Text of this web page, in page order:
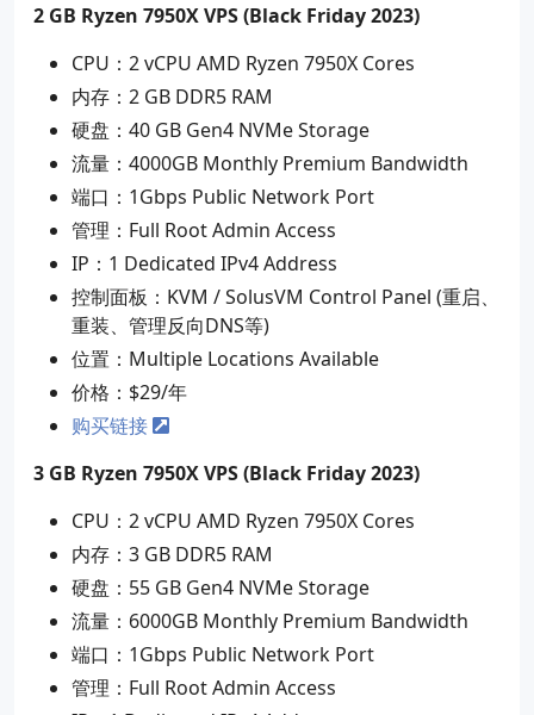
2 GB Ryzen 7950X VPS (Black Friday 2023)
CPU：2 vCPU AMD Ryzen 7950X Cores
内存：2 GB DDR5 RAM
硬盘：40 GB Gen4 NVMe Storage
流量：4000GB Monthly Premium Bandwidth
端口：1Gbps Public Network Port
管理：Full Root Admin Access
IP：1 Dedicated IPv4 Address
控制面板：KVM / SolusVM Control Panel (重启、
重装、管理反向DNS等)
位置：Multiple Locations Available
价格：$29/年
购买链接
3 GB Ryzen 7950X VPS (Black Friday 2023)
CPU：2 vCPU AMD Ryzen 7950X Cores
内存：3 GB DDR5 RAM
硬盘：55 GB Gen4 NVMe Storage
流量：6000GB Monthly Premium Bandwidth
端口：1Gbps Public Network Port
管理：Full Root Admin Access